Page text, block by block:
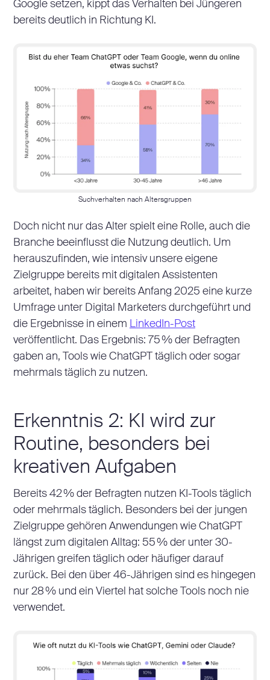
Google setzen, kippt das Verhalten bei Jüngeren
bereits deutlich in Richtung KI.
Suchverhalten nach Altersgruppen
Doch nicht nur das Alter spielt eine Rolle, auch die
Branche beeinflusst die Nutzung deutlich. Um
herauszufinden, wie intensiv unsere eigene
Zielgruppe bereits mit digitalen Assistenten
arbeitet, haben wir bereits Anfang 2025 eine kurze
Umfrage unter Digital Marketers durchgeführt und
die Ergebnisse in einem LinkedIn-Post
veröffentlicht. Das Ergebnis: 75 % der Befragten
gaben an, Tools wie ChatGPT täglich oder sogar
mehrmals täglich zu nutzen.
Erkenntnis 2: KI wird zur
Routine, besonders bei
kreativen Aufgaben
Bereits 42 % der Befragten nutzen KI-Tools täglich
oder mehrmals täglich. Besonders bei der jungen
Zielgruppe gehören Anwendungen wie ChatGPT
längst zum digitalen Alltag: 55 % der unter 30-
Jährigen greifen täglich oder häufiger darauf
zurück. Bei den über 46-Jährigen sind es hingegen
nur 28 % und ein Viertel hat solche Tools noch nie
verwendet.